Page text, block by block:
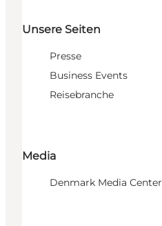
Unsere Seiten
Presse
Business Events
Reisebranche
Media
Denmark Media Center